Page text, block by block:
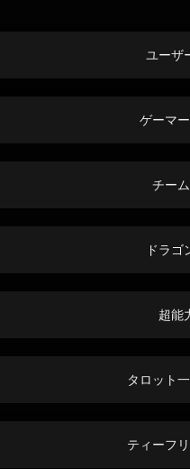
ユーザ
ゲーマ
チー
ドラゴ
超能
タロット
ティーフ